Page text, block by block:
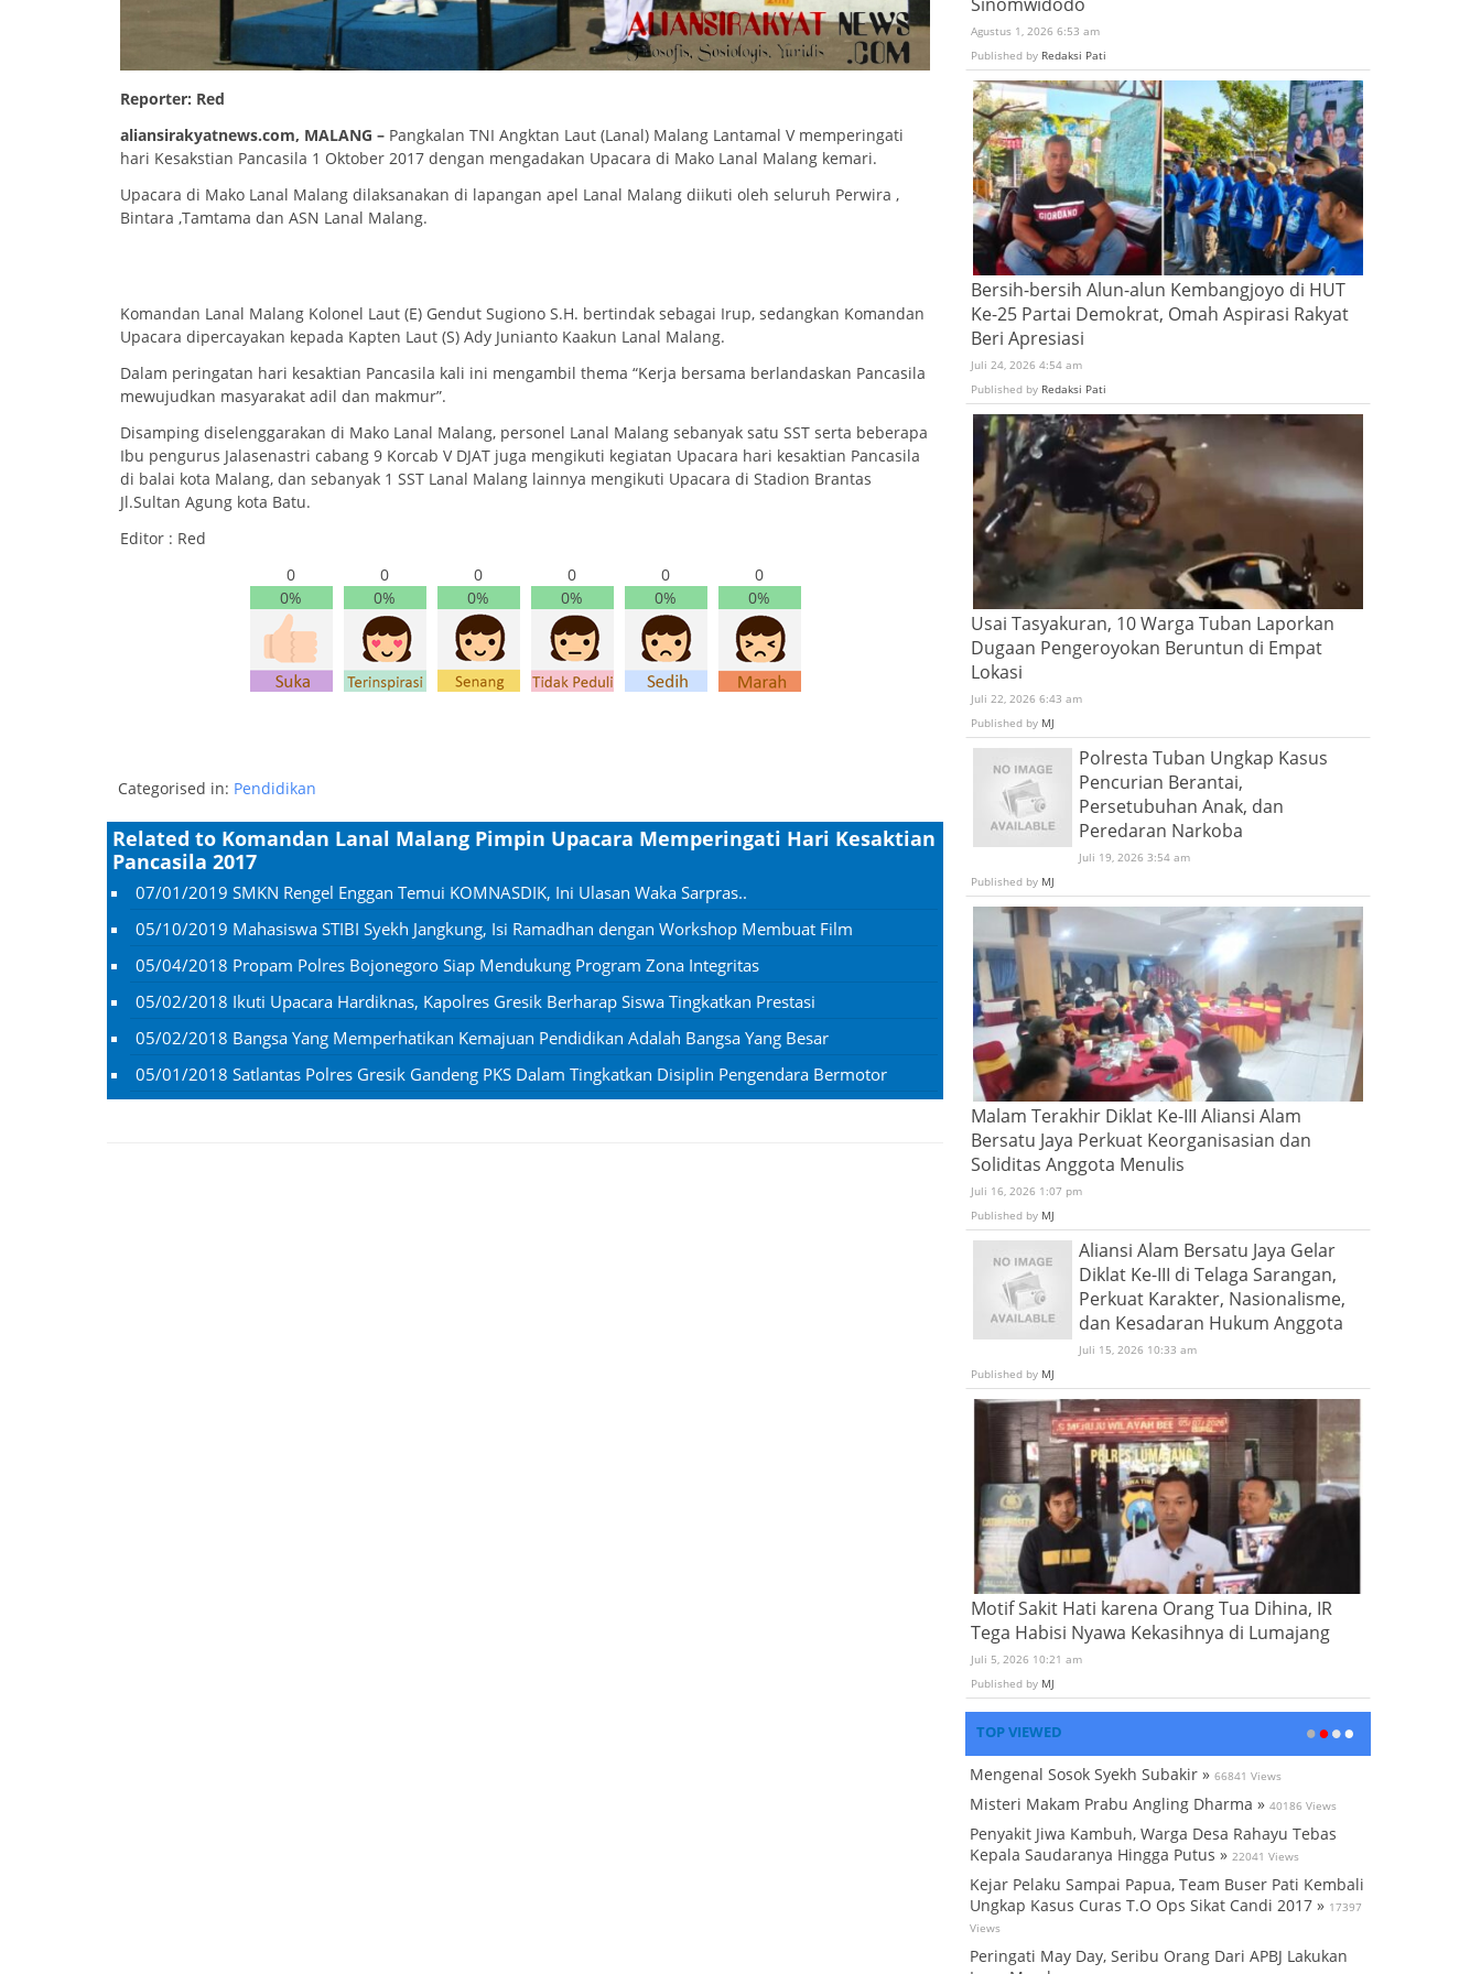
Reporter: Red
aliansirakyatnews.com, MALANG – Pangkalan TNI Angktan Laut (Lanal) Malang Lantamal V memperingati
hari Kesakstian Pancasila 1 Oktober 2017 dengan mengadakan Upacara di Mako Lanal Malang kemari.
Upacara di Mako Lanal Malang dilaksanakan di lapangan apel Lanal Malang diikuti oleh seluruh Perwira ,
Bintara ,Tamtama dan ASN Lanal Malang.
Komandan Lanal Malang Kolonel Laut (E) Gendut Sugiono S.H. bertindak sebagai Irup, sedangkan Komandan
Upacara dipercayakan kepada Kapten Laut (S) Ady Junianto Kaakun Lanal Malang.
Dalam peringatan hari kesaktian Pancasila kali ini mengambil thema “Kerja bersama berlandaskan Pancasila
mewujudkan masyarakat adil dan makmur”.
Disamping diselenggarakan di Mako Lanal Malang, personel Lanal Malang sebanyak satu SST serta beberapa
Ibu pengurus Jalasenastri cabang 9 Korcab V DJAT juga mengikuti kegiatan Upacara hari kesaktian Pancasila
di balai kota Malang, dan sebanyak 1 SST Lanal Malang lainnya mengikuti Upacara di Stadion Brantas
Jl.Sultan Agung kota Batu.
Editor : Red
0
0%
0
0%
0
0%
0
0%
0
0%
0
0%
Categorised in: Pendidikan
Related to Komandan Lanal Malang Pimpin Upacara Memperingati Hari Kesaktian
Pancasila 2017
07/01/2019 SMKN Rengel Enggan Temui KOMNASDIK, Ini Ulasan Waka Sarpras..
05/10/2019 Mahasiswa STIBI Syekh Jangkung, Isi Ramadhan dengan Workshop Membuat Film
05/04/2018 Propam Polres Bojonegoro Siap Mendukung Program Zona Integritas
05/02/2018 Ikuti Upacara Hardiknas, Kapolres Gresik Berharap Siswa Tingkatkan Prestasi
05/02/2018 Bangsa Yang Memperhatikan Kemajuan Pendidikan Adalah Bangsa Yang Besar
05/01/2018 Satlantas Polres Gresik Gandeng PKS Dalam Tingkatkan Disiplin Pengendara Bermotor
Agustus 1, 2026 6:53 am
Published by Redaksi Pati
Bersih-bersih Alun-alun Kembangjoyo di HUT
Ke-25 Partai Demokrat, Omah Aspirasi Rakyat
Beri Apresiasi
Juli 24, 2026 4:54 am
Published by Redaksi Pati
Usai Tasyakuran, 10 Warga Tuban Laporkan
Dugaan Pengeroyokan Beruntun di Empat
Lokasi
Juli 22, 2026 6:43 am
Published by MJ
Polresta Tuban Ungkap Kasus
Pencurian Berantai,
Persetubuhan Anak, dan
Peredaran Narkoba
Juli 19, 2026 3:54 am
Published by MJ
Malam Terakhir Diklat Ke-III Aliansi Alam
Bersatu Jaya Perkuat Keorganisasian dan
Soliditas Anggota Menulis
Juli 16, 2026 1:07 pm
Published by MJ
Aliansi Alam Bersatu Jaya Gelar
Diklat Ke-III di Telaga Sarangan,
Perkuat Karakter, Nasionalisme,
dan Kesadaran Hukum Anggota
Juli 15, 2026 10:33 am
Published by MJ
Motif Sakit Hati karena Orang Tua Dihina, IR
Tega Habisi Nyawa Kekasihnya di Lumajang
Juli 5, 2026 10:21 am
Published by MJ
TOP VIEWED
Mengenal Sosok Syekh Subakir » 66841 Views
Misteri Makam Prabu Angling Dharma » 40186 Views
Penyakit Jiwa Kambuh, Warga Desa Rahayu Tebas
Kepala Saudaranya Hingga Putus » 22041 Views
Kejar Pelaku Sampai Papua, Team Buser Pati Kembali
Ungkap Kasus Curas T.O Ops Sikat Candi 2017 » 17397
Views
Peringati May Day, Seribu Orang Dari APBJ Lakukan